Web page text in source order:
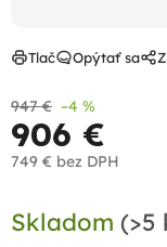
947 € –4 %
906 €
749 € bez DPH
cena:
Skladom (>5
Tlač Opýtať sa